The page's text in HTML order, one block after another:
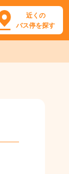
近くの
バス停を探す